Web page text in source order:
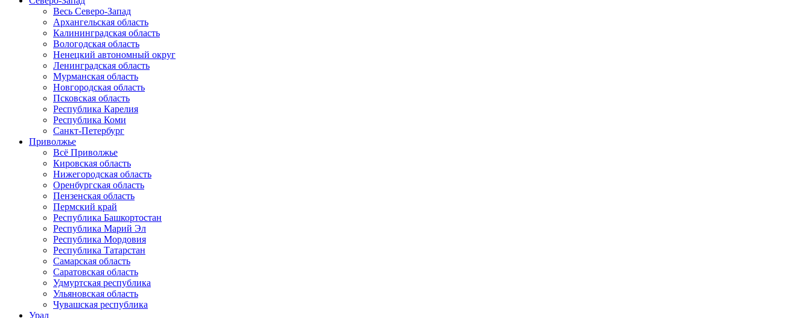
Весь Северо-Запад
Архангельская область
Калининградская область
Вологодская область
Ненецкий автономный округ
Ленинградская область
Мурманская область
Новгородская область
Псковская область
Республика Карелия
Республика Коми
Санкт-Петербург
Приволжье
Всё Приволжье
Кировская область
Нижегородская область
Оренбургская область
Пензенская область
Пермский край
Республика Башкортостан
Республика Марий Эл
Республика Мордовия
Республика Татарстан
Самарская область
Саратовская область
Удмуртская республика
Ульяновская область
Чувашская республика
Урал